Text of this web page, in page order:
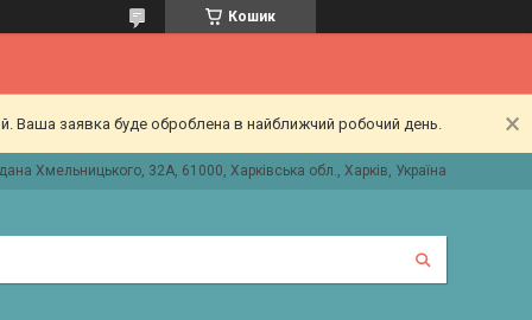
Кошик
Ваша заявка буде оброблена в найближчий робочий день.
Хмельницького, 32А, 61000, Харківська обл., Харків, Україна